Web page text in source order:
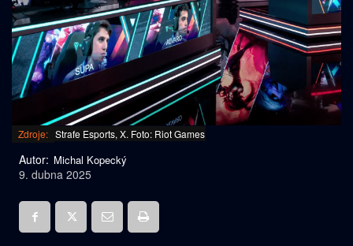
Zdroje: Strafe Esports, X. Foto: Riot Games
Autor: Michal Kopecký
9. dubna 2025